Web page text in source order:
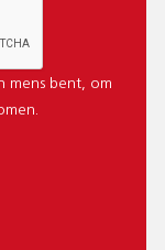
mens bent, om